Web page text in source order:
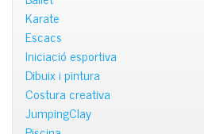
Karate
Escacs
Iniciació esportiva
Dibuix i pintura
Costura creativa
JumpingClay